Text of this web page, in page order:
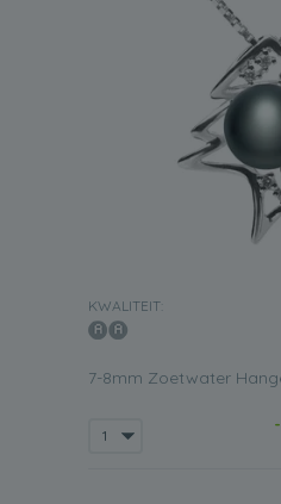
KWALITEIT:
7-8mm Zoetwater